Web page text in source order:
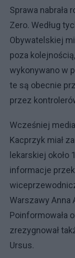
Sprawa nabrała
Zero. Według
Obywatelskiej
poza
wykonywano w
te są obecnie
przez
Wcześniej
Kacprzyk miał
lekarskiej około
informacje
Warszawy Anna
Poinformowała
zrezygnował
Ursus.